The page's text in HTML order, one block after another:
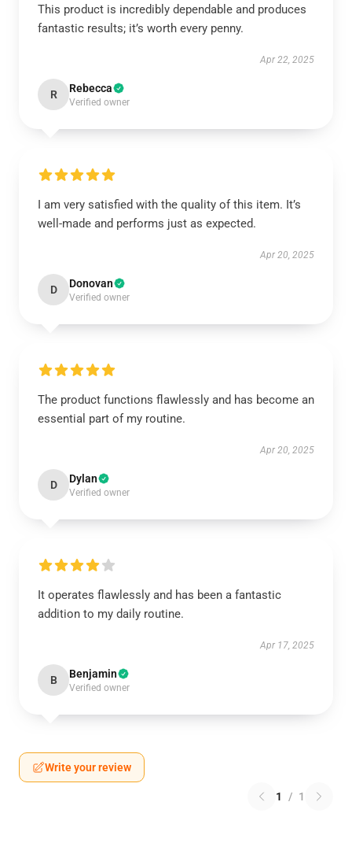
This product is incredibly dependable and produces
fantastic results; it’s worth every penny.
Apr 22, 2025
R Rebecca
Verified owner
I am very satisfied with the quality of this item. It’s
well-made and performs just as expected.
Apr 20, 2025
D Donovan
Verified owner
The product functions flawlessly and has become an
essential part of my routine.
Apr 20, 2025
D Dylan
Verified owner
It operates flawlessly and has been a fantastic
addition to my daily routine.
Apr 17, 2025
B Benjamin
Verified owner
Write your review
1 / 1